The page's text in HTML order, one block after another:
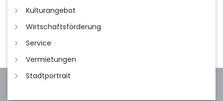
Kulturangebot
Wirtschaftsförderung
Service
Vermietungen
Stadtportrait